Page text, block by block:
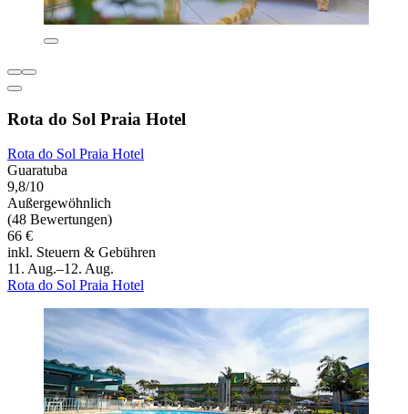
Rota do Sol Praia Hotel
Rota do Sol Praia Hotel
Guaratuba
9,8/10
Außergewöhnlich
(48 Bewertungen)
66 €
inkl. Steuern & Gebühren
11. Aug.–12. Aug.
Rota do Sol Praia Hotel